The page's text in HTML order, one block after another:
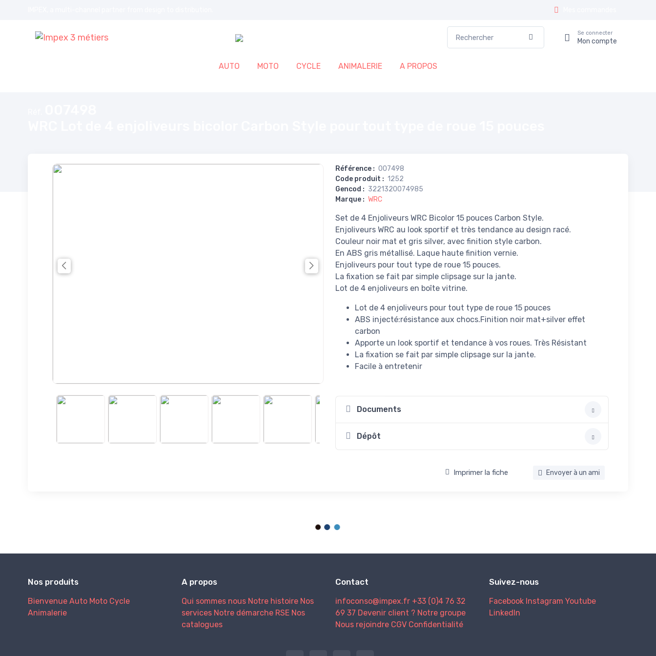
Se connecter
Mon compte
AUTO MOTO CYCLE ANIMALERIE A PROPOS
Référence : 007498
Code produit : 1252
Gencod : 3221320074985
Marque : WRC
Set de 4 Enjoliveurs WRC Bicolor 15 pouces Carbon Style.
Enjoliveurs WRC au look sportif et très tendance au design racé.
Couleur noir mat et gris silver, avec finition style carbon.
En ABS gris métallisé. Laque haute finition vernie.
Enjoliveurs pour tout type de roue 15 pouces.
La fixation se fait par simple clipsage sur la jante.
Lot de 4 enjoliveurs en boîte vitrine.
Lot de 4 enjoliveurs pour tout type de roue 15 pouces
ABS injecté:résistance aux chocs.Finition noir mat+silver effet
carbon
Apporte un look sportif et tendance à vos roues. Très Résistant
La fixation se fait par simple clipsage sur la jante.
Facile à entretenir
Documents
Dépôt
Imprimer la fiche Envoyer à un ami
Nos produits
Bienvenue Auto Moto Cycle
Animalerie
A propos
Qui sommes nous Notre histoire Nos
services Notre démarche RSE Nos
catalogues
Contact
infoconso@impex.fr +33 (0)4 76 32
69 37 Devenir client ? Notre groupe
Nous rejoindre CGV Confidentialité
Suivez-nous
Facebook Instagram Youtube
LinkedIn